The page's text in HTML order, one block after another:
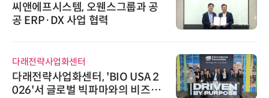
씨앤에프시스템, 오웬스그룹과 공
공 ERP·DX 사업 협력
다래전략사업화센터
다래전략사업화센터, 'BIO USA 2
026'서 글로벌 빅파마와의 비즈니